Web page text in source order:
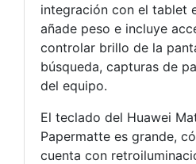
integración con el tablet
añade peso e incluye
controlar brillo de la
búsqueda, capturas de
del equipo.
El teclado del Huawei
Papermatte es grande,
cuenta con